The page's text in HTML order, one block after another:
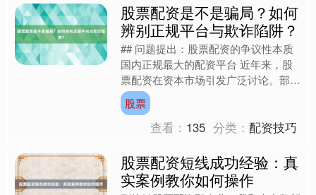
股票配资是不是骗局？如何
辨别正规平台与欺诈陷阱？
## 问题提出：股票配资的争议性本质
国内正规最大的配资平台 近年来，股
票配资在资本市场引发广泛讨论。部分
投资者通过配资实现收益倍增，但更多
人因误入“黑平台”导致....
股票
查看： 135 分类：配资技巧
股票配资短线成功经验：真
实案例教你如何操作